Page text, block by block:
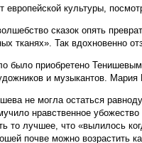
культуры,
сказок опять
тканях». Так вдохновенно
было приобретено
и музыкантов.
не могла остаться
нравственное
то лучшее, что «вылилось
почве можно возрастить